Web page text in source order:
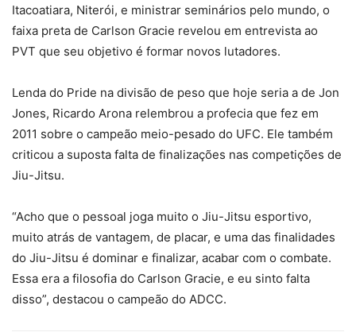
Itacoatiara, Niterói, e ministrar seminários pelo mundo, o
faixa preta de Carlson Gracie revelou em entrevista ao
PVT que seu objetivo é formar novos lutadores.
Lenda do Pride na divisão de peso que hoje seria a de Jon
Jones, Ricardo Arona relembrou a profecia que fez em
2011 sobre o campeão meio-pesado do UFC. Ele também
criticou a suposta falta de finalizações nas competições de
Jiu-Jitsu.
“Acho que o pessoal joga muito o Jiu-Jitsu esportivo,
muito atrás de vantagem, de placar, e uma das finalidades
do Jiu-Jitsu é dominar e finalizar, acabar com o combate.
Essa era a filosofia do Carlson Gracie, e eu sinto falta
disso”, destacou o campeão do ADCC.